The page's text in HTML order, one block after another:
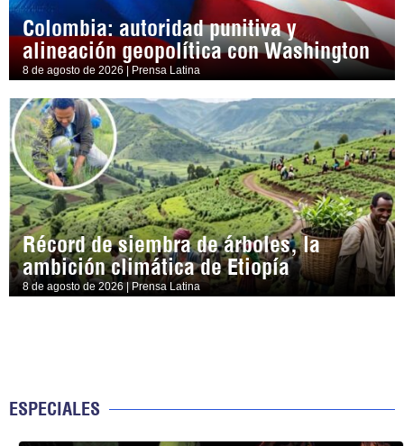
Colombia: autoridad punitiva y
alineación geopolítica con Washington
8 de agosto de 2026 | Prensa Latina
Récord de siembra de árboles, la
ambición climática de Etiopía
8 de agosto de 2026 | Prensa Latina
ESPECIALES